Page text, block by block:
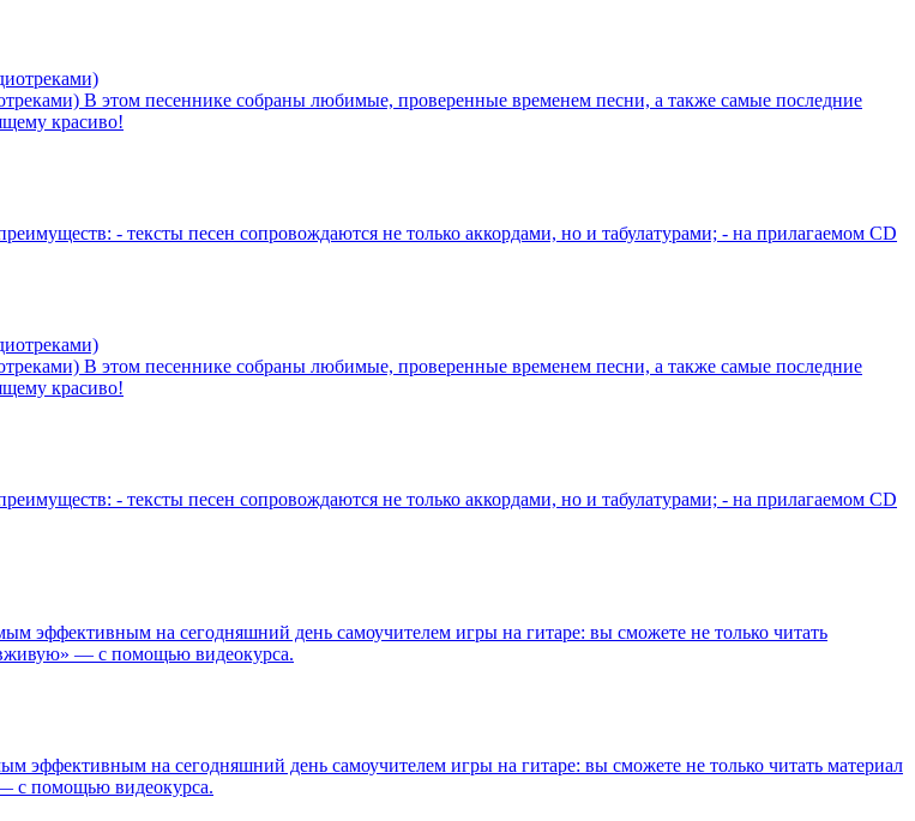
В этом песеннике собраны любимые, проверенные временем песни, а также самые последние
красиво!
- тексты песен сопровождаются не только аккордами, но и табулатурами; - на прилагаемом СD
В этом песеннике собраны любимые, проверенные временем песни, а также самые последние
красиво!
- тексты песен сопровождаются не только аккордами, но и табулатурами; - на прилагаемом СD
эффективным на сегодняшний день самоучителем игры на гитаре: вы сможете не только читать
— с помощью видеокурса.
эффективным на сегодняшний день самоучителем игры на гитаре: вы сможете не только читать материал
с помощью видеокурса.